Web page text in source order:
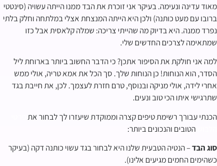
מאוד עדינה ונעימה. בעיקר אני זוכרת את הבד ממנו הייתה עשויה (סינטטי
ברובו עם מעט כותנה) ולכן היא הייתה המנצחת אצלי במלתחה וחלק בלתי
נפרד ממנה. היא בדיוק מה שהייתי צריכה: שמלה קלאסית אבל כזו
שמתאימה לצרכים החדשים שלי.
למה אני חולקת את הסיפור אתכן? כי הדבר החשוב ביותר בארוחת ליל
הסדר, הוא הנוחות! כן הנוחות שלך. סך הכל את אמא טריה, אולי ממש
אחרי לידה, אולי מניקה ובנוסף, טרם חזרת לעצמך. לכן, את חייבת בגד
שתרגישי איתו הכי טוב ונעים.
הכנתי עבורך רשימת טיפים קצרה וממוקדת שיעזרו לך לבחור את
הטובים והנכונים ביותר:
סוג הבד– הנטיה הטבעית שלנו היא לבחור בגד עשוי כותנה דקה (בעיקר
כשהימים החמים מגיעים אלינו).